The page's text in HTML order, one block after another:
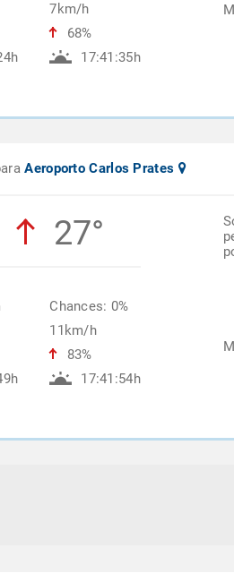
7km/h
68%
17:41:35h
Aeroporto Carlos Prates
27°
Chances: 0%
11km/h
83%
17:41:54h